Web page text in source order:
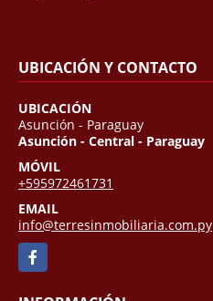
UBICACIÓN Y CONTACTO
UBICACIÓN
Asunción - Paraguay
Asunción - Central - Paraguay
MÓVIL
+595972461731
EMAIL
info@terresinmobiliaria.com.py
Facebook